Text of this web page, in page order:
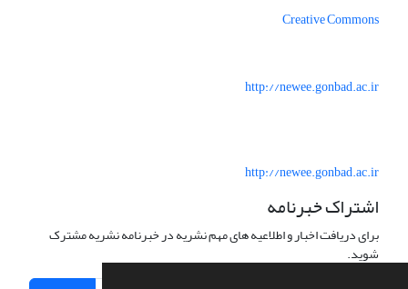
Creative Commons
http://newee.gonbad.ac.ir
http://newee.gonbad.ac.ir
اشتراک خبرنامه
برای دریافت اخبار و اطلاعیه های مهم نشریه در خبرنامه نشریه مشترک
شوید.